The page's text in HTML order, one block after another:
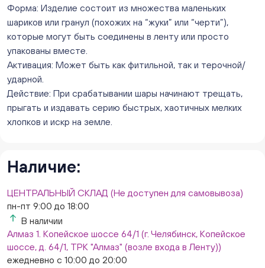
В наличии
Слава. Копейск, пр.Славы 8/1 (Копейск, пр. Славы
8/1, ТЦ "Слава")
Нет в наличии
Слон. Миасс, Автозаводцев (ТК Слон, г. Миасс)
Нет в наличии
Сталеваров 5(ЦВЕТЫ) (г. Челябинск, ул. Сталеваров
5/3)
ежедневно с 10:00 до 20:00
Форма: Изделие состоит из множества маленьких
шариков или гранул (похожих на “жуки” или “черти”),
которые могут быть соединены в ленту или просто
упакованы вместе.
Активация: Может быть как фитильной, так и терочной/
ударной.
Действие: При срабатывании шары начинают трещать,
прыгать и издавать серию быстрых, хаотичных мелких
хлопков и искр на земле.
Наличие:
ЦЕНТРАЛЬНЫЙ СКЛАД (Не доступен для самовывоза)
пн-пт 9:00 до 18:00
В наличии
Алмаз 1. Копейское шоссе 64/1 (г. Челябинск, Копейское
шоссе, д. 64/1, ТРК "Алмаз" (возле входа в Ленту))
ежедневно с 10:00 до 20:00